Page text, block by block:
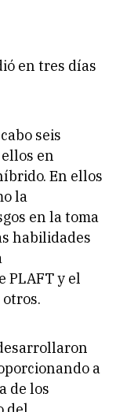
en tres días
seis
en
En ellos
la
en la toma
habilidades
PLAFT y el
a
de los